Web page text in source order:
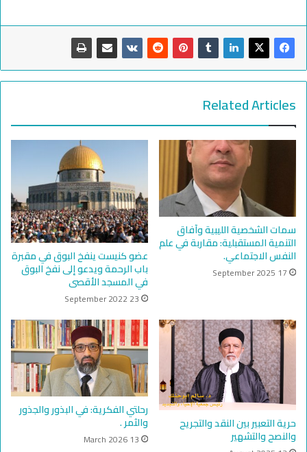
Related Articles
سمات الشخصية الليبية وآفاق
التنمية المستقبلية: مقاربة في علم
النفس الاجتماعي.
17 September 2025
عضو كنيست ينفخ البوق في مقبرة
باب الرحمة ويدعو إلى نفخ البوق
في المسجد الأقصى
23 September 2022
حرية التعبير بين النقد والتجريح
والنصح والتشهير
رحلتي الفكرية: في البذور والجذور
والثمر .
13 March 2026